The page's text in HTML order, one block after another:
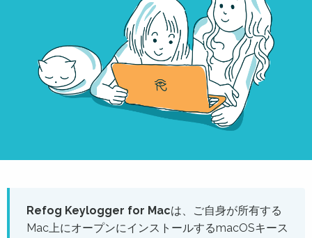
Refog Keylogger for Macは、ご自身が所有する
Mac上にオープンにインストールするmacOSキース